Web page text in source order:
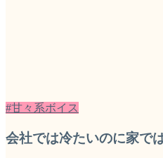
#甘々系ボイス
会社では冷たいのに家で